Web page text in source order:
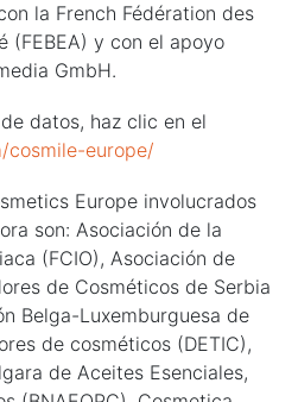
la French Fédération des
(FEBEA) y con el apoyo
GmbH.
datos, haz clic en el
cosmile-europe/
Europe involucrados
son: Asociación de la
(FCIO), Asociación de
de Cosméticos de Serbia
Belga-Luxemburguesa de
de cosméticos (DETIC),
de Aceites Esenciales,